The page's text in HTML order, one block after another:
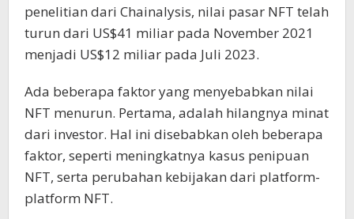
penelitian dari Chainalysis, nilai pasar NFT telah
turun dari US$41 miliar pada November 2021
menjadi US$12 miliar pada Juli 2023.
Ada beberapa faktor yang menyebabkan nilai
NFT menurun. Pertama, adalah hilangnya minat
dari investor. Hal ini disebabkan oleh beberapa
faktor, seperti meningkatnya kasus penipuan
NFT, serta perubahan kebijakan dari platform-
platform NFT.